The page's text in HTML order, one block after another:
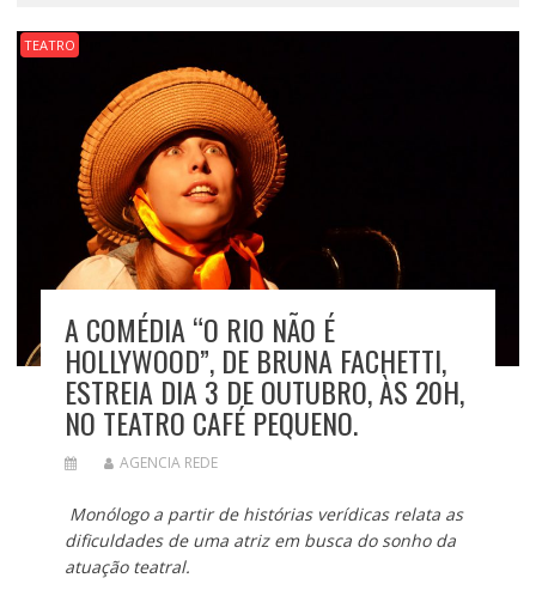
TEATRO
A COMÉDIA “O RIO NÃO É
HOLLYWOOD”, DE BRUNA FACHETTI,
ESTREIA DIA 3 DE OUTUBRO, ÀS 20H,
NO TEATRO CAFÉ PEQUENO.
AGENCIA REDE
Monólogo a partir de histórias verídicas relata as
dificuldades de uma atriz em busca do sonho da
atuação teatral.